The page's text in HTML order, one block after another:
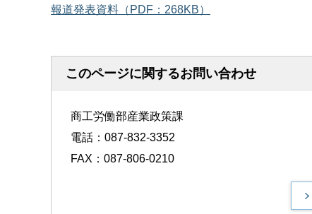
報道発表資料（PDF：268KB）
このページに関するお問い合わせ
商工労働部産業政策課
電話：087-832-3352
FAX：087-806-0210